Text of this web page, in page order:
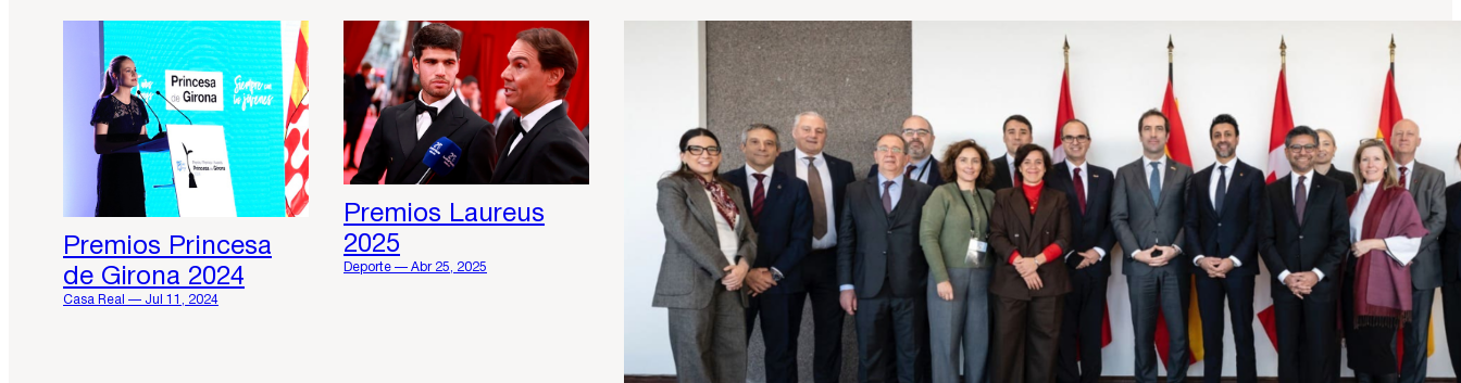
Premios Princesa
de Girona 2024
Casa Real — Jul 11, 2024
Premios Laureus
2025
Deporte — Abr 25, 2025